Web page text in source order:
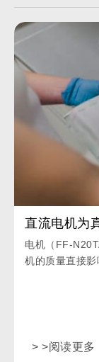
直流电机为
电机（FF-
机的质量直接影
> >阅读更多